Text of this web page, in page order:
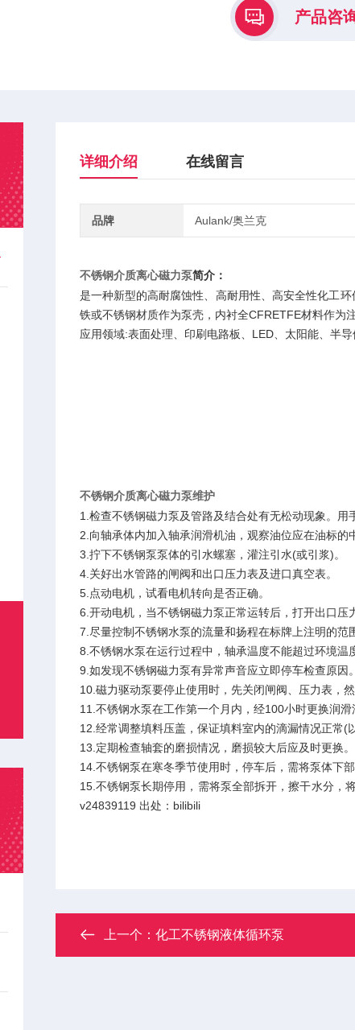
产品咨
详细介绍 在线留言
品牌 Aulank/奥兰克
不锈钢介质离心磁力泵简介：
是一种新型的高耐腐蚀性、高耐用性、高安全性化工
铁或不锈钢材质作为泵壳，内衬全CFRETFE材料作为
应用领域:表面处理、印刷电路板、LED、太阳能、半
不锈钢介质离心磁力泵维护
1.检查不锈钢磁力泵及管路及结合处有无松动现象。用
2.向轴承体内加入轴承润滑机油，观察油位应在油标的
3.拧下不锈钢泵泵体的引水螺塞，灌注引水(或引浆)。
4.关好出水管路的闸阀和出口压力表及进口真空表。
5.点动电机，试看电机转向是否正确。
6.开动电机，当不锈钢磁力泵正常运转后，打开出口压
7.尽量控制不锈钢水泵的流量和扬程在标牌上注明的范
8.不锈钢水泵在运行过程中，轴承温度不能超过环境温
9.如发现不锈钢磁力泵有异常声音应立即停车检查原因。
10.磁力驱动泵要停止使用时，先关闭闸阀、压力表，然
11.不锈钢水泵在工作第一个月内，经100小时更换润滑
12.经常调整填料压盖，保证填料室内的滴漏情况正常(
13.定期检查轴套的磨损情况，磨损较大后应及时更换。
14.不锈钢泵在寒冬季节使用时，停车后，需将泵体下
15.不锈钢泵长期停用，需将泵全部拆开，擦干水分，
v24839119 出处：bilibili
上一个： 化工不锈钢液体循环泵